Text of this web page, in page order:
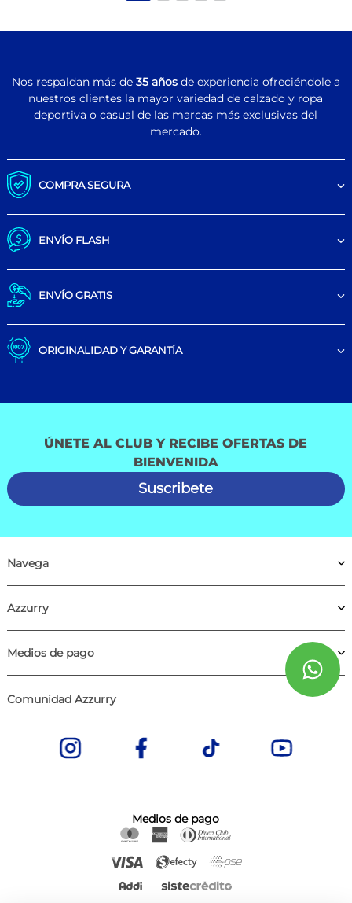
Nos respaldan más de 35 añosde experiencia ofreciéndole a
nuestros clientes la mayor variedad de calzado y ropa
deportiva o casual de las marcas más exclusivas del
mercado.
COMPRA SEGURA
ENVÍO FLASH
ENVÍO GRATIS
ORIGINALIDAD Y GARANTÍA
ÚNETE AL CLUB Y RECIBE OFERTAS DE
BIENVENIDA
Suscribete
Navega
Azzurry
Medios de pago
Comunidad Azzurry
Medios de pago